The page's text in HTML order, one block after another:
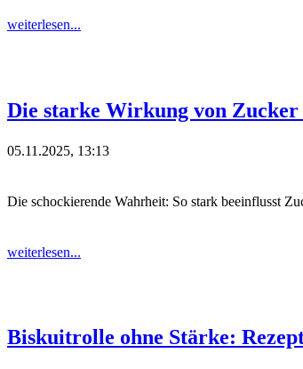
weiterlesen...
Die starke Wirkung von
05.11.2025, 13:13
Die schockierende Wahrheit: So stark beeinflusst
weiterlesen...
Biskuitrolle ohne Stärke: